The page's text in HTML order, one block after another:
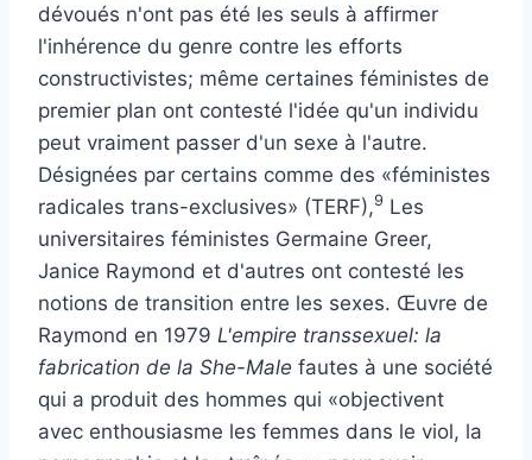
dévoués n'ont pas été les seuls à affirmer
l'inhérence du genre contre les efforts
constructivistes; même certaines féministes de
premier plan ont contesté l'idée qu'un individu
peut vraiment passer d'un sexe à l'autre.
Désignées par certains comme des «féministes
radicales trans-exclusives» (TERF),9 Les
universitaires féministes Germaine Greer,
Janice Raymond et d'autres ont contesté les
notions de transition entre les sexes. Œuvre de
Raymond en 1979 L'empire transsexuel: la
fabrication de la She-Male fautes à une société
qui a produit des hommes qui «objectivent
avec enthousiasme les femmes dans le viol, la